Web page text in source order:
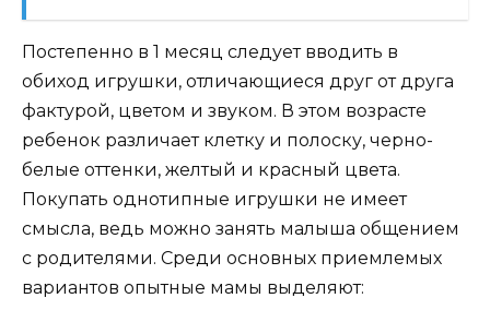
Постепенно в 1 месяц следует вводить в
обиход игрушки, отличающиеся друг от друга
фактурой, цветом и звуком. В этом возрасте
ребенок различает клетку и полоску, черно-
белые оттенки, желтый и красный цвета.
Покупать однотипные игрушки не имеет
смысла, ведь можно занять малыша общением
с родителями. Среди основных приемлемых
вариантов опытные мамы выделяют: